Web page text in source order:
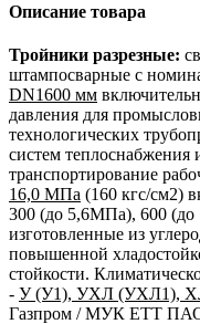
Описание товара
Тройники разрезные:
штампосварные с
DN1600 мм
давления для
технологических
систем
транспортирование
16,0 МПа (160 кгс/см2)
300 (до 5,6МПа), 600
изготовленные из
повышенной
стойкости.
- У (У1), УХЛ (УХЛ1),
Газпром / МУК ЕТТ